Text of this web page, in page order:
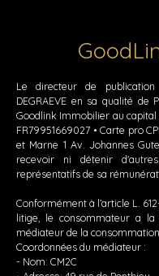
Le directeur de publication
DEGRAEVE en sa qualité de
Goodlink Immobilier au capital
FR79951669027 • Carte pro
et Marne 1 Av. Johannes
recevoir ni détenir
représentatifs de sa
Conformément à l’article L.
litige, le consommateur a
médiateur de la
Coordonnées du médiateur :
- Nom: CM2C